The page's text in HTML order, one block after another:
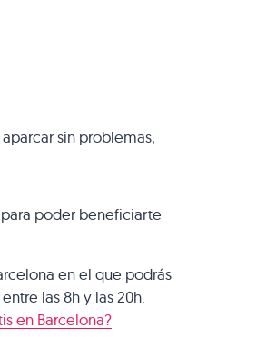
sin problemas,
poder beneficiarte
en el que podrás
las 8h y las 20h.
en Barcelona?